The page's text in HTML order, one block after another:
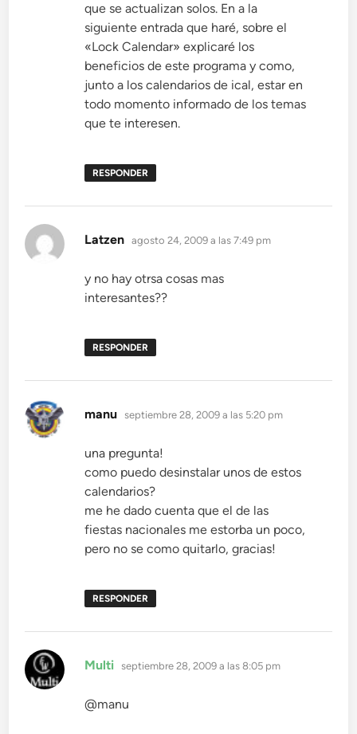
que se actualizan solos. En a la
siguiente entrada que haré, sobre el
«Lock Calendar» explicaré los
beneficios de este programa y como,
junto a los calendarios de ical, estar en
todo momento informado de los temas
que te interesen.
RESPONDER
Latzen dice:
agosto 24, 2009 a las 7:49 pm
y no hay otrsa cosas mas
interesantes??
RESPONDER
manu dice:
septiembre 28, 2009 a las 5:20 pm
una pregunta!
como puedo desinstalar unos de estos
calendarios?
me he dado cuenta que el de las
fiestas nacionales me estorba un poco,
pero no se como quitarlo, gracias!
RESPONDER
Multi dice:
septiembre 28, 2009 a las 8:05 pm
@manu